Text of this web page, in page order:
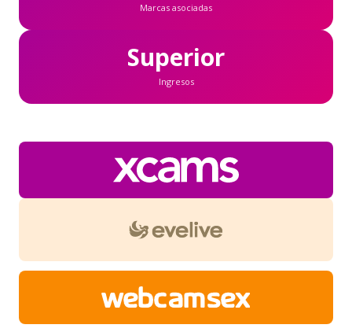
Marcas asociadas
Superior
Ingresos